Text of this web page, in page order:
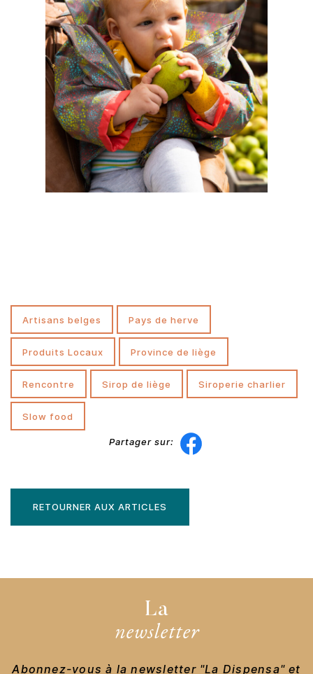
artisans belges pays de herve
Produits Locaux province de liège
rencontre sirop de liège siroperie charlier
slow food
Partager sur: Facebook
RETOURNER AUX ARTICLES
La
newsletter
Abonnez-vous à la newsletter "La Dispensa" et